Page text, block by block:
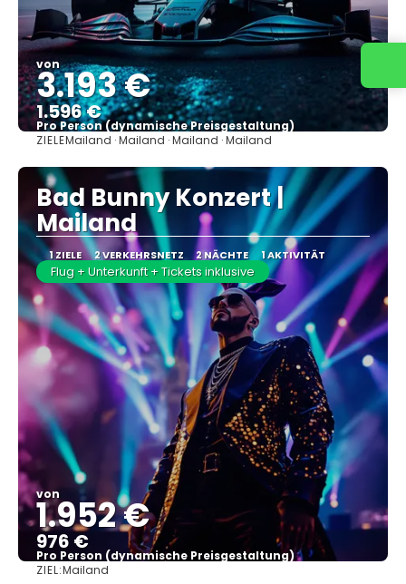
von
3.193 €
1.596 €
Pro Person (dynamische Preisgestaltung)
Sehen
ZIELEMailand · Mailand · Mailand · Mailand
Bad Bunny Konzert |
Mailand
1 ZIELE 2 VERKEHRSNETZ 2 NÄCHTE 1 AKTIVITÄT
Flug + Unterkunft + Tickets inklusive
von
1.952 €
976 €
Pro Person (dynamische Preisgestaltung)
ZIEL:Mailand